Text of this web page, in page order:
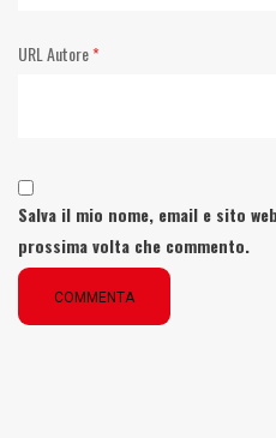
URL Autore*
Salva il mio nome, email e sito
prossima volta che commento.
COMMENTA